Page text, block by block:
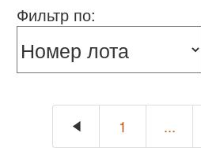
Фильтр по:
1 ...